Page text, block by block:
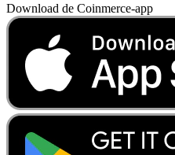
Download de Coinmerce-app